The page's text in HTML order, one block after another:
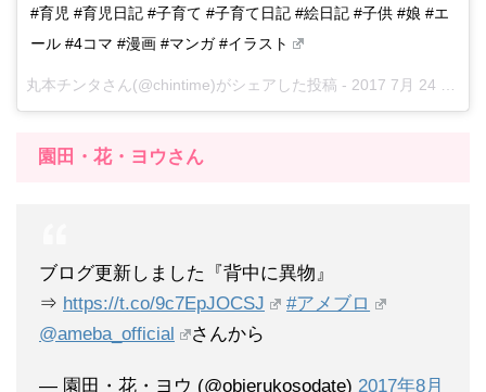
#育児 #育児日記 #子育て #子育て日記 #絵日記 #子供 #娘 #エ
ール #4コマ #漫画 #マンガ #イラスト
丸本チンタさん(@chintime)がシェアした投稿 - 2017 7月 24 4:48午前 PDT
園田・花・ヨウさん
ブログ更新しました『背中に異物』
⇒ https://t.co/9c7EpJOCSJ
#アメブロ
@ameba_official
さんから
— 園田・花・ヨウ (@obierukosodate) 2017年8月